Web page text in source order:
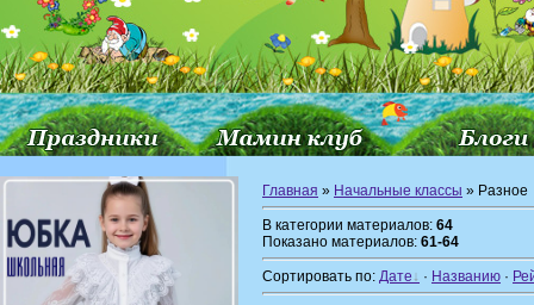
Главная » Начальные классы » Разное
В категории материалов: 64
Показано материалов: 61-64
Сортировать по: Дате · Названию ·